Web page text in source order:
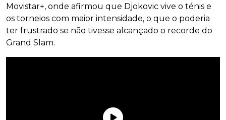
Movistar+, onde afirmou que Djokovic vive o ténis e
os torneios com maior intensidade, o que o poderia
ter frustrado se não tivesse alcançado o recorde do
Grand Slam.